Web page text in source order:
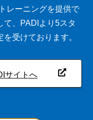
レーニングを提供で
て、PADIより5スタ
受けております。
サイトへ